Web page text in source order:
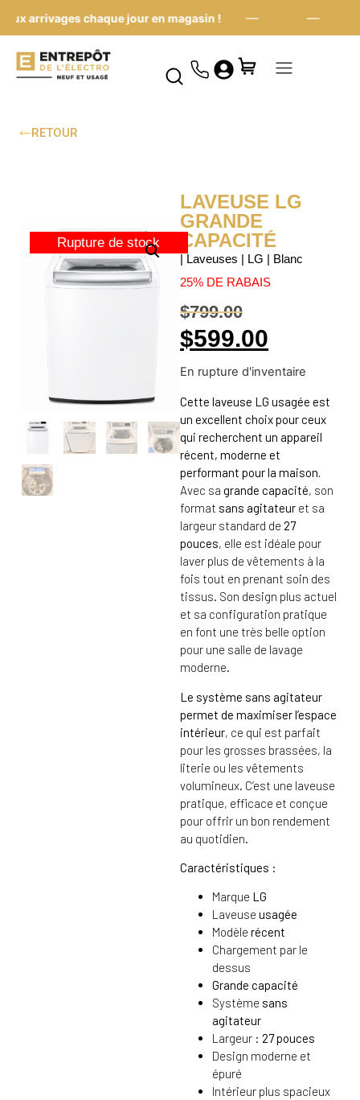
arrivages chaque jour en magasin ! — —
RETOUR
Rupture de stock
LAVEUSE LG
GRANDE
CAPACITÉ
| Laveuses | LG | Blanc
25% DE RABAIS
$799.00
$599.00
En rupture d'inventaire
Cette laveuse LG usagée est
un excellent choix pour ceux
qui recherchent un appareil
récent, moderne et
performant pour la maison.
Avec sa grande capacité, son
format sans agitateur et sa
largeur standard de 27
pouces, elle est idéale pour
laver plus de vêtements à la
fois tout en prenant soin des
tissus. Son design plus actuel
et sa configuration pratique
en font une très belle option
pour une salle de lavage
moderne.
Le système sans agitateur
permet de maximiser l’espace
intérieur, ce qui est parfait
pour les grosses brassées, la
literie ou les vêtements
volumineux. C’est une laveuse
pratique, efficace et conçue
pour offrir un bon rendement
au quotidien.
Caractéristiques :
Marque LG
Laveuse usagée
Modèle récent
Chargement par le
dessus
Grande capacité
Système sans
agitateur
Largeur : 27 pouces
Design moderne et
épuré
Intérieur plus spacieux